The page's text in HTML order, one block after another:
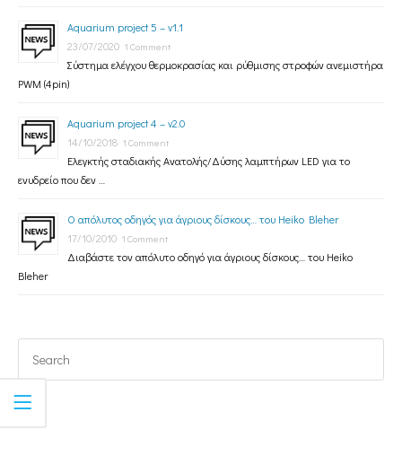
Aquarium project 5 – v1.1
23/07/2020 1 Comment
Σύστημα ελέγχου θερμοκρασίας και ρύθμισης στροφών ανεμιστήρα
PWM (4pin)
Aquarium project 4 – v2.0
14/10/2018 1 Comment
Ελεγκτής σταδιακής Ανατολής/Δύσης λαμπτήρων LED για το
ενυδρείο που δεν …
Ο απόλυτος οδηγός για άγριους δίσκους… του Heiko Bleher
17/10/2010 1 Comment
Διαβάστε τον απόλυτο οδηγό για άγριους δίσκους… του Heiko
Bleher